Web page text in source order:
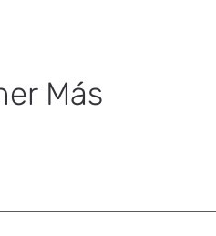
Más